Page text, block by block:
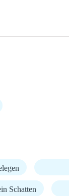
Schatten